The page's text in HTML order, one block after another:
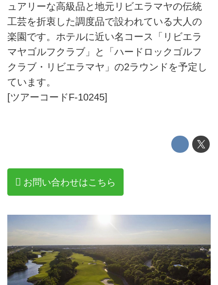
ュアリーな高級品と地元リビエラマヤの伝統
工芸を折衷した調度品で設われている大人の
楽園です。ホテルに近い名コース「リビエラ
マヤゴルフクラブ」と「ハードロックゴルフ
クラブ・リビエラマヤ」の2ラウンドを予定し
ています。
[ツアーコードF-10245]
お問い合わせはこちら